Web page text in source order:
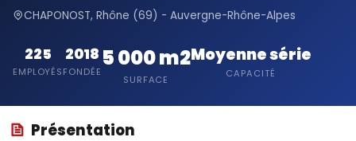
CHAPONOST, Rhône (69) - Auvergne-Rhône-Alpes
225
EMPLOYÉS
2018
FONDÉE
5 000 m2
SURFACE
Moyenne série
CAPACITÉ
Présentation